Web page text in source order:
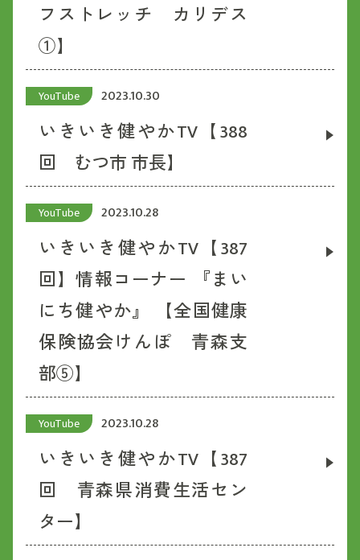
フストレッチ カリデス
①】
YouTube 2023.10.30
いきいき健やかTV【388
回 むつ市 市長】
YouTube 2023.10.28
いきいき健やかTV【387
回】情報コーナー 『まい
にち健やか』 【全国健康
保険協会けんぽ 青森支
部⑤】
YouTube 2023.10.28
いきいき健やかTV【387
回 青森県消費生活セン
ター】